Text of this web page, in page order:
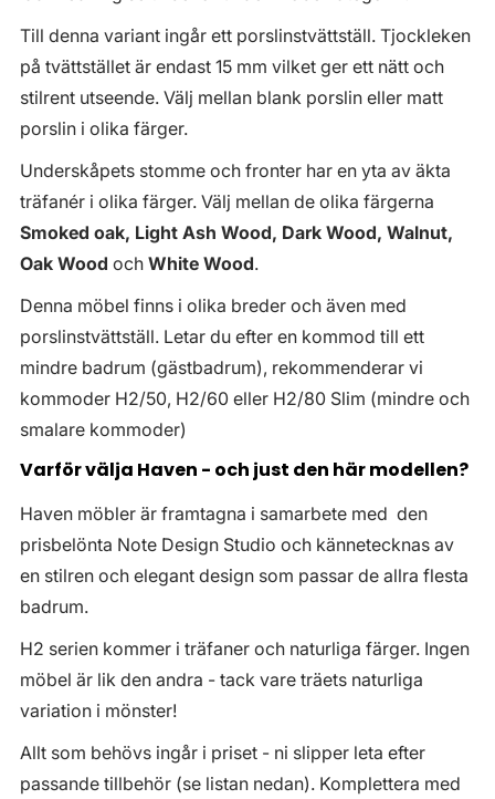
Till denna variant ingår ett porslinstvättställ. Tjockleken
på tvättstället är endast 15 mm vilket ger ett nätt och
stilrent utseende. Välj mellan blank porslin eller matt
porslin i olika färger.
Underskåpets stomme och fronter har en yta av äkta
träfanér i olika färger. Välj mellan de olika färgerna
Smoked oak, Light Ash Wood, Dark Wood, Walnut,
Oak Wood och White Wood.
Denna möbel finns i olika breder och även med
porslinstvättställ. Letar du efter en kommod till ett
mindre badrum (gästbadrum), rekommenderar vi
kommoder H2/50, H2/60 eller H2/80 Slim (mindre och
smalare kommoder)
Varför välja Haven - och just den här modellen?
Haven möbler är framtagna i samarbete med den
prisbelönta Note Design Studio och kännetecknas av
en stilren och elegant design som passar de allra flesta
badrum.
H2 serien kommer i träfaner och naturliga färger. Ingen
möbel är lik den andra - tack vare träets naturliga
variation i mönster!
Allt som behövs ingår i priset - ni slipper leta efter
passande tillbehör (se listan nedan). Komplettera med